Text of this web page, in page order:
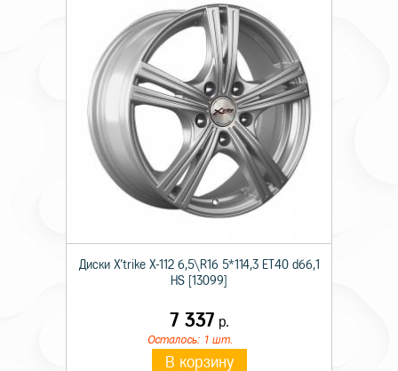
Диски X'trike X-112 6,5\R16 5*114,3 ET40 d66,1
HS [13099]
7 337 р.
Осталось: 1 шт.
В корзину